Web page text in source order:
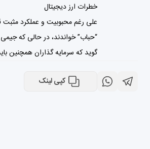
خطرات ارز دیجیتال
گوید که سرمایه گذاران همچنین
کپی لینک